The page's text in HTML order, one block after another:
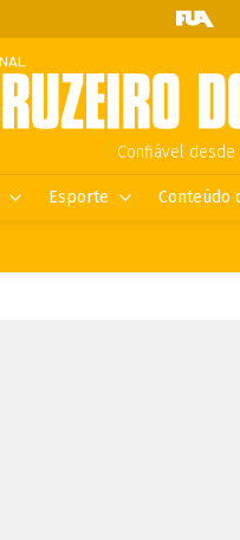
Confiável desde
Esporte Conteúdo